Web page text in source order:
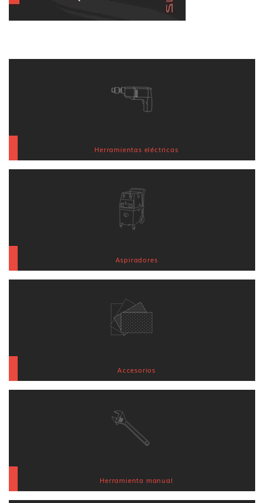
Herramientas eléctricas
Aspiradores
Accesorios
Herramienta manual